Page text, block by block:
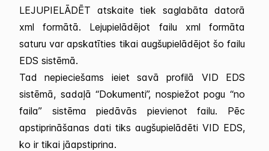
LEJUPIELĀDĒT atskaite tiek saglabāta datorā
xml formātā. Lejupielādējot failu xml formāta
saturu var apskatīties tikai augšupielādējot šo failu
EDS sistēmā.
Tad nepieciešams ieiet savā profilā VID EDS
sistēmā, sadaļā “Dokumenti”, nospiežot pogu “no
faila” sistēma piedāvās pievienot failu. Pēc
apstiprināšanas dati tiks augšupielādēti VID EDS,
ko ir tikai jāapstiprina.